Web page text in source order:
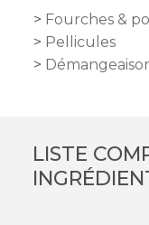
Fourches &
Pellicules
LISTE